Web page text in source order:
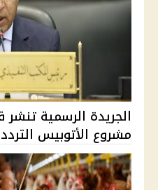
الجريدة الرسمية تنشر
مشروع الأتوبيس